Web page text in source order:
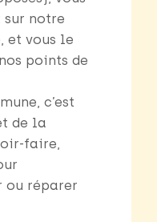
sur notre
et vous le
points de
c’est
de la
faire,
ou réparer